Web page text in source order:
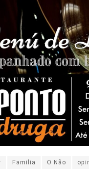
Familia O Não